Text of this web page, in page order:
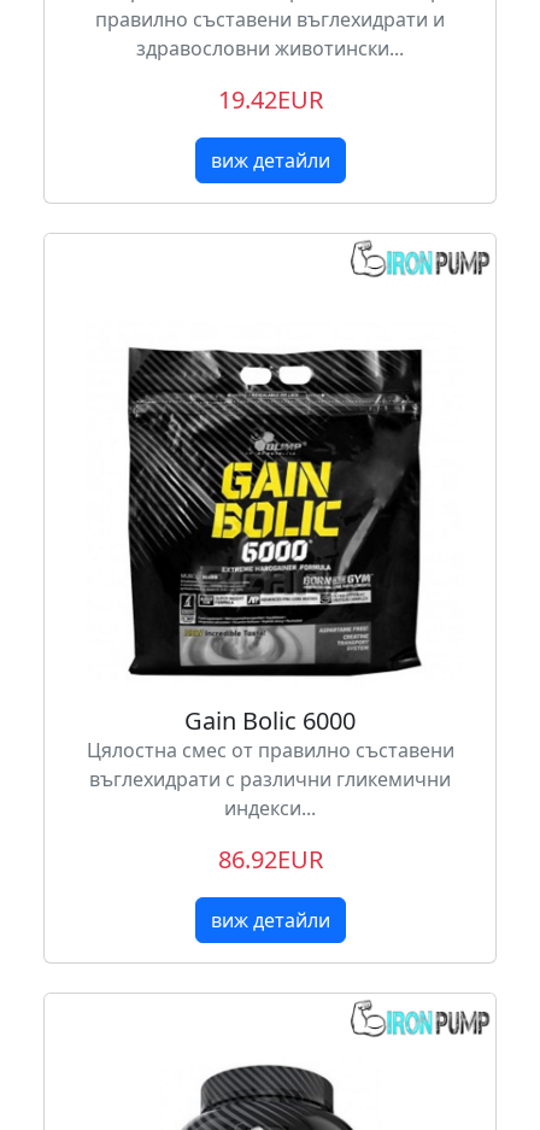
правилно съставени въглехидрати и
здравословни животински...
19.42EUR
виж детайли
Gain Bolic 6000
Цялостна смес от правилно съставени
въглехидрати с различни гликемични
индекси...
86.92EUR
виж детайли